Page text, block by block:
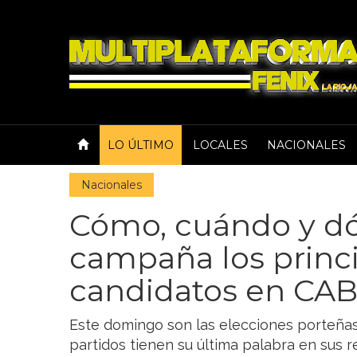
LO ÚLTIMO LOCALES NACIONALES
Nacionales
Cómo, cuándo y
campaña los
candidatos en
Este domingo son las elecciones
partidos tienen su última palabra en sus